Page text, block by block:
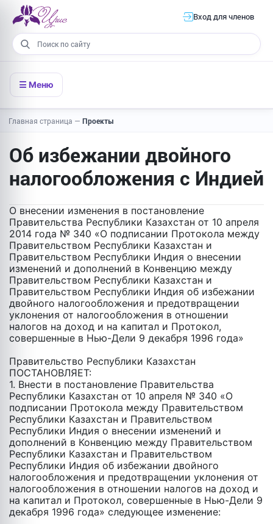
Вход для членов
☰ Меню
Главная страница — Проекты
Об избежании двойного
налогообложения с Индией
О внесении изменения в постановление
Правительства Республики Казахстан от 10 апреля
2014 года № 340 «О подписании Протокола между
Правительством Республики Казахстан и
Правительством Республики Индия о внесении
изменений и дополнений в Конвенцию между
Правительством Республики Казахстан и
Правительством Республики Индия об избежании
двойного налогообложения и предотвращении
уклонения от налогообложения в отношении
налогов на доход и на капитал и Протокол,
совершенные в Нью-Дели 9 декабря 1996 года»
Правительство Республики Казахстан
ПОСТАНОВЛЯЕТ:
1. Внести в постановление Правительства
Республики Казахстан от 10 апреля № 340 «О
подписании Протокола между Правительством
Республики Казахстан и Правительством
Республики Индия o внесении изменений и
дополнений в Конвенцию между Правительством
Республики Казахстан и Правительством
Республики Индия об избежании двойного
налогообложения и предотвращении уклонения от
налогообложения в отношении налогов на доход и
на капитал и Протокол, совершенные в Нью-Дели 9
декабря 1996 года» следующее изменение: